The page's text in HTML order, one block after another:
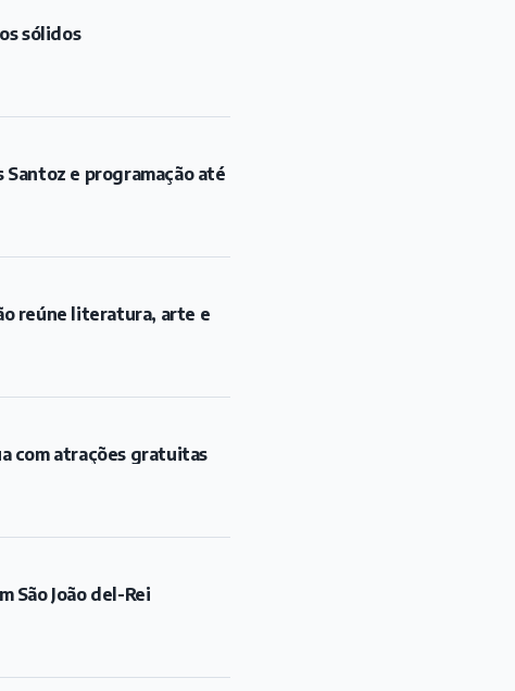
sólidos
e programação até
reúne literatura, arte e
com atrações gratuitas
São João del-Rei